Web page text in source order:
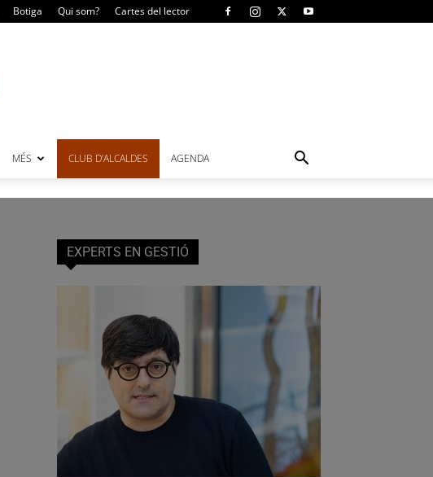
Botiga Qui som? Cartes del lector
MÉS CLUB D’ALCALDES AGENDA
EXPERTS EN GESTIÓ